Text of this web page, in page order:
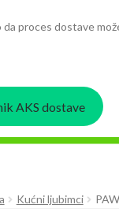
da proces dostave
AKS dostave
Kućni ljubimci